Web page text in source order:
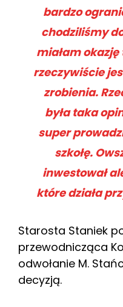
bardzo
chodziliśmy
miałam okazję
rzeczywiście
zrobienia.
była taka
super
szkołę.
inwestował
które działa
Starosta Staniek
przewodnicząca
odwołanie M.
decyzją.